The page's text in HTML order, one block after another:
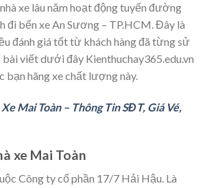
xe lâu năm hoạt động tuyến đường
đi bến xe An Sương – TP.HCM. Đây là
đánh giá tốt từ khách hàng đã từng sử
viết dưới đây Kienthuchay365.edu.vn
bạn hãng xe chất lượng này.
Mai Toàn – Thông Tin SĐT, Giá Vé,
xe Mai Toàn
Công ty cổ phần 17/7 Hải Hậu. Là